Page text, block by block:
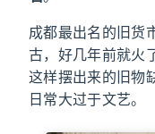
成都最出名的旧货
古，好几年前就火
这样摆出来的旧物
日常大过于文艺。